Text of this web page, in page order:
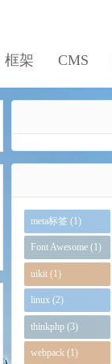
框架 CMS
meta标签 (1)
Font Awesome (1)
uikit (1)
linux (2)
thinkphp (3)
webpack (1)